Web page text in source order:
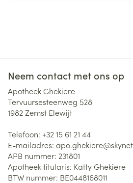
Neem contact met ons op
Apotheek Ghekiere
Tervuursesteenweg 528
1982 Zemst Elewijt
Telefoon: +32 15 61 21 44
E-mailadres: apo.ghekiere@
APB nummer: 231801
Apotheek titularis: Katty Ghekiere
BTW nummer: BE0448168011